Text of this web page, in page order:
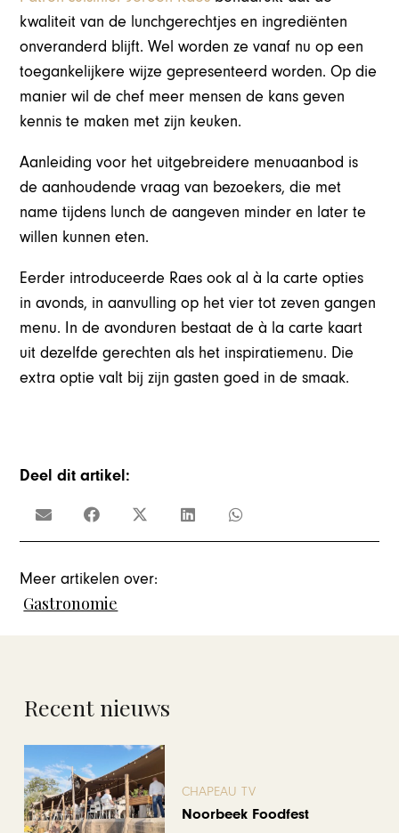
kwaliteit van de lunchgerechtjes en ingrediënten
onveranderd blijft. Wel worden ze vanaf nu op een
toegankelijkere wijze gepresenteerd worden. Op die
manier wil de chef meer mensen de kans geven
kennis te maken met zijn keuken.
Aanleiding voor het uitgebreidere menuaanbod is
de aanhoudende vraag van bezoekers, die met
name tijdens lunch de aangeven minder en later te
willen kunnen eten.
Eerder introduceerde Raes ook al à la carte opties
in avonds, in aanvulling op het vier tot zeven gangen
menu. In de avonduren bestaat de à la carte kaart
uit dezelfde gerechten als het inspiratiemenu. Die
extra optie valt bij zijn gasten goed in de smaak.
Deel dit artikel:
Meer artikelen over:
Gastronomie
Recent nieuws
CHAPEAU TV
Noorbeek Foodfest